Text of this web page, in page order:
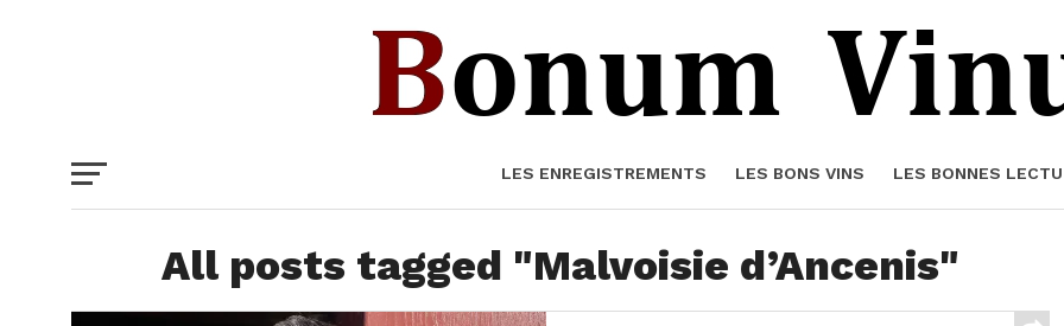
LES ENREGISTREMENTS LES BONS VINS LES BONNES
All posts tagged "Malvoisie d’Ancenis"